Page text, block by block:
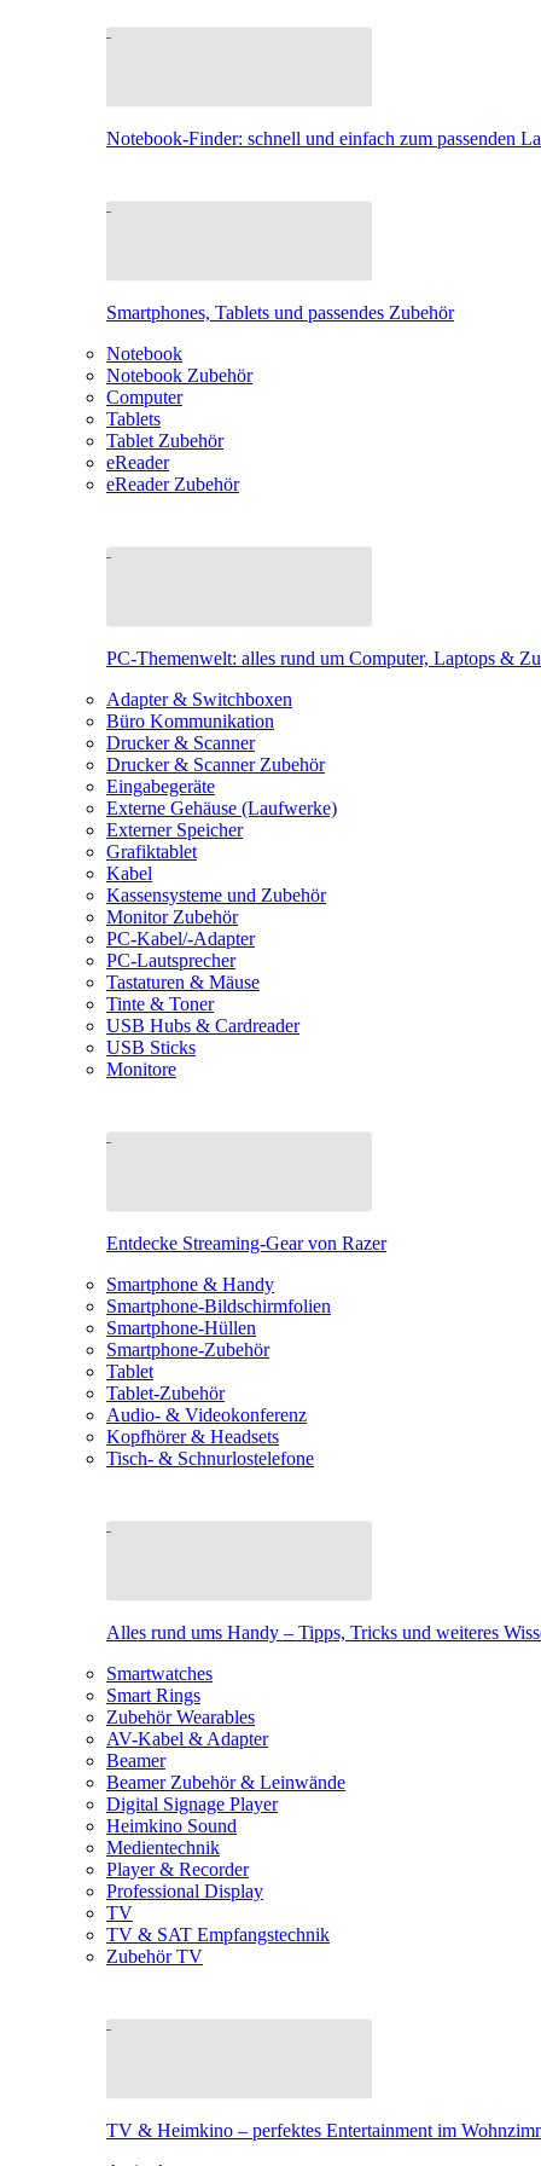
Notebook-Finder: schnell und einfach zum passenden
Smartphones, Tablets und passendes Zubehör
Notebook
Notebook Zubehör
Computer
Tablets
Tablet Zubehör
eReader
eReader Zubehör
PC-Themenwelt: alles rund um Computer, Laptops &
Adapter & Switchboxen
Büro Kommunikation
Drucker & Scanner
Drucker & Scanner Zubehör
Eingabegeräte
Externe Gehäuse (Laufwerke)
Externer Speicher
Grafiktablet
Kabel
Kassensysteme und Zubehör
Monitor Zubehör
PC-Kabel/-Adapter
PC-Lautsprecher
Tastaturen & Mäuse
Tinte & Toner
USB Hubs & Cardreader
USB Sticks
Monitore
Entdecke Streaming-Gear von Razer
Smartphone & Handy
Smartphone-Bildschirmfolien
Smartphone-Hüllen
Smartphone-Zubehör
Tablet
Tablet-Zubehör
Audio- & Videokonferenz
Kopfhörer & Headsets
Tisch- & Schnurlostelefone
Alles rund ums Handy – Tipps, Tricks und weiteres
Smartwatches
Smart Rings
Zubehör Wearables
AV-Kabel & Adapter
Beamer
Beamer Zubehör & Leinwände
Digital Signage Player
Heimkino Sound
Medientechnik
Player & Recorder
Professional Display
TV
TV & SAT Empfangstechnik
Zubehör TV
TV & Heimkino – perfektes Entertainment im